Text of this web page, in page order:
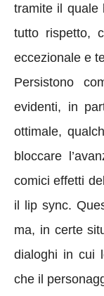
tramite il quale
tutto rispetto,
eccezionale e
Persistono
evidenti, in
ottimale,
bloccare
comici effetti
il lip sync.
ma, in certe
dialoghi in cui
che il